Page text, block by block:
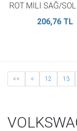
ROT MİLİ SAĞ/SOL
SH206,76 TL
<< < 12 13